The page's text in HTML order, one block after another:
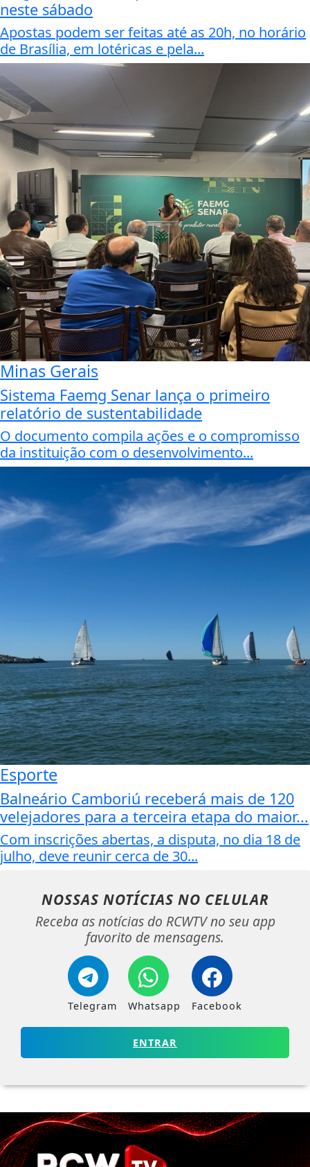
neste sábado
Apostas podem ser feitas até as 20h, no horário
de Brasília, em lotéricas e pela...
Minas Gerais
Sistema Faemg Senar lança o primeiro
relatório de sustentabilidade
O documento compila ações e o compromisso
da instituição com o desenvolvimento...
Esporte
Balneário Camboriú receberá mais de 120
velejadores para a terceira etapa do maior...
Com inscrições abertas, a disputa, no dia 18 de
julho, deve reunir cerca de 30...
NOSSAS NOTÍCIAS NO CELULAR
Receba as notícias do RCWTV no seu app
favorito de mensagens.
Telegram Whatsapp Facebook
ENTRAR